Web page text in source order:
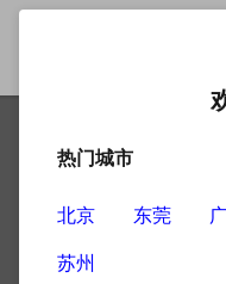
Business
热门城市
北京 东莞
苏州